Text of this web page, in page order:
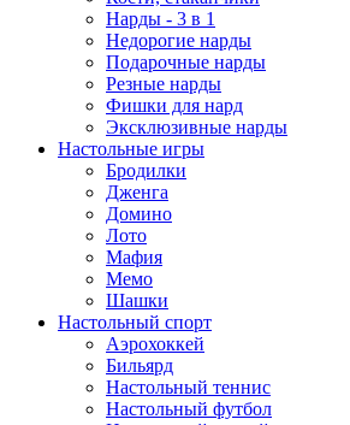
Нарды - 3 в 1
Недорогие нарды
Подарочные нарды
Резные нарды
Фишки для нард
Эксклюзивные нарды
Настольные игры
Бродилки
Дженга
Домино
Лото
Мафия
Мемо
Шашки
Настольный спорт
Аэрохоккей
Бильярд
Настольный теннис
Настольный футбол